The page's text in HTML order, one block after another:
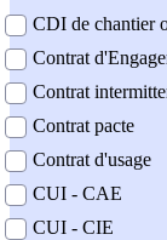
CDI de chantier
Contrat
Contrat
Contrat pacte
Contrat d'usage
CUI - CAE
CUI - CIE